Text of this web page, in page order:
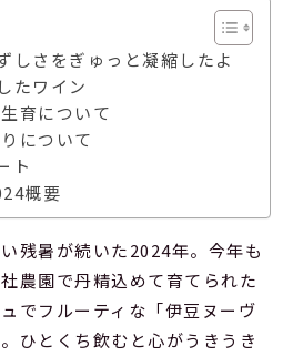
しさをぎゅっと凝縮したよ
たワイン
育について
について
ト
概要
残暑が続いた2024年。今年も
農園で丹精込めて育てられた
でフルーティな「伊豆ヌーヴ
ひとくち飲むと心がうきうき